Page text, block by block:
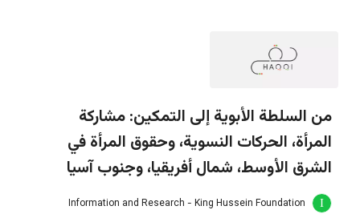
من السلطة الأبوية إلى التمكين: مشاركة
المرأة، الحركات النسوية، وحقوق المرأة في
الشرق الأوسط، شمال أفريقيا، وجنوب آسيا
Information and Research - King Hussein Foundation